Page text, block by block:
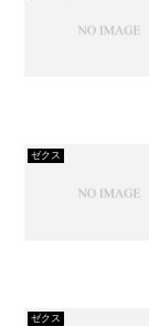
ゼクス
ゼクス